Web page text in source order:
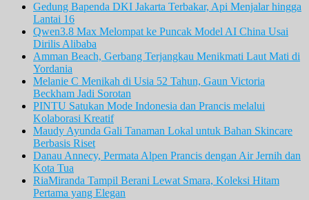
Gedung Bapenda DKI Jakarta Terbakar, Api Menjalar hingga
Lantai 16
Qwen3.8 Max Melompat ke Puncak Model AI China Usai
Dirilis Alibaba
Amman Beach, Gerbang Terjangkau Menikmati Laut Mati di
Yordania
Melanie C Menikah di Usia 52 Tahun, Gaun Victoria
Beckham Jadi Sorotan
PINTU Satukan Mode Indonesia dan Prancis melalui
Kolaborasi Kreatif
Maudy Ayunda Gali Tanaman Lokal untuk Bahan Skincare
Berbasis Riset
Danau Annecy, Permata Alpen Prancis dengan Air Jernih dan
Kota Tua
RiaMiranda Tampil Berani Lewat Smara, Koleksi Hitam
Pertama yang Elegan